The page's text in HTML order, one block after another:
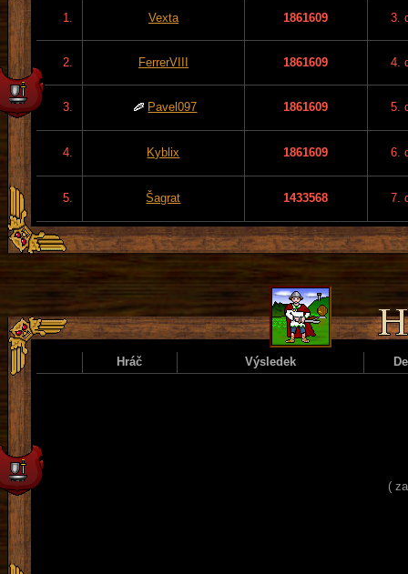
1. Vexta 1861609 3.
2. FerrerVIII 1861609 4.
3. Pavel097 1861609 5.
4. Kyblix 1861609 6.
5. Šagrat 1433568 7.
Hráč Výsledek
(